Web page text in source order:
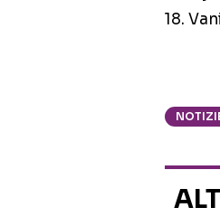
18.